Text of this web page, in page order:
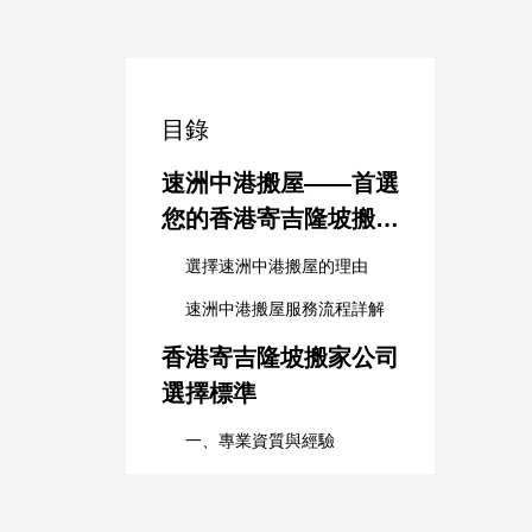
目錄
速洲中港搬屋——首選
您的香港寄吉隆坡搬家
伙伴
選擇速洲中港搬屋的理由
速洲中港搬屋服務流程詳解
香港寄吉隆坡搬家公司
選擇標準
一、專業資質與經驗